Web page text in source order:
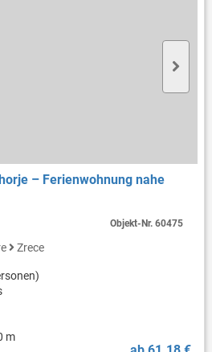
– Ferienwohnung nahe
Zrece
m
Objekt-Nr.60475